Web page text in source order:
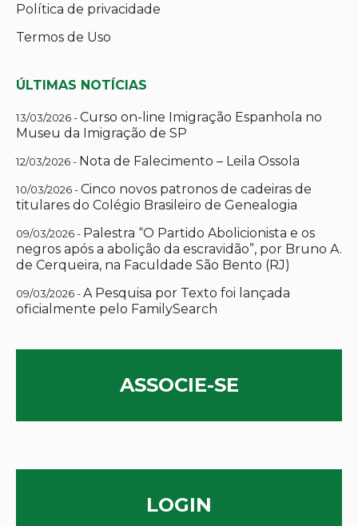
Política de privacidade
Termos de Uso
ÚLTIMAS NOTÍCIAS
13/03/2026 -Curso on-line Imigração Espanhola no
Museu da Imigração de SP
12/03/2026 - Nota de Falecimento – Leila Ossola
10/03/2026 -Cinco novos patronos de cadeiras de
titulares do Colégio Brasileiro de Genealogia
09/03/2026 - Palestra “O Partido Abolicionista e os
negros após a abolição da escravidão”, por Bruno A.
de Cerqueira, na Faculdade São Bento (RJ)
09/03/2026 -A Pesquisa por Texto foi lançada
oficialmente pelo FamilySearch
ASSOCIE-SE
LOGIN